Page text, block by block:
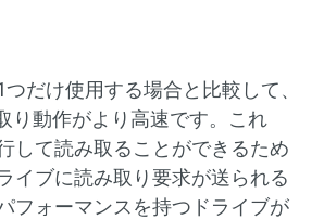
だけ使用する場合と比較して、
り動作がより高速です。これ
して読み取ることができるため
イブに読み取り要求が送られる
フォーマンスを持つドライブが